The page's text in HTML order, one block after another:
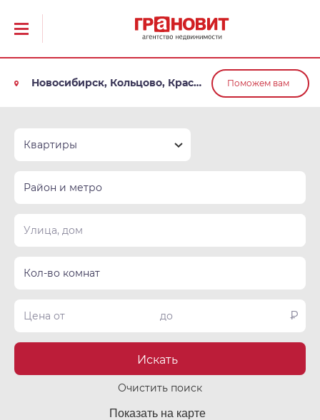
Новосибирск, Кольцово, Краснообск, Обь Поможем вам
Квартиры
Район и метро
Кол-во комнат
₽
Искать
Очистить поиск
Показать на карте